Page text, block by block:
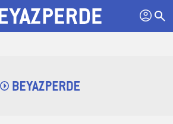
profil search